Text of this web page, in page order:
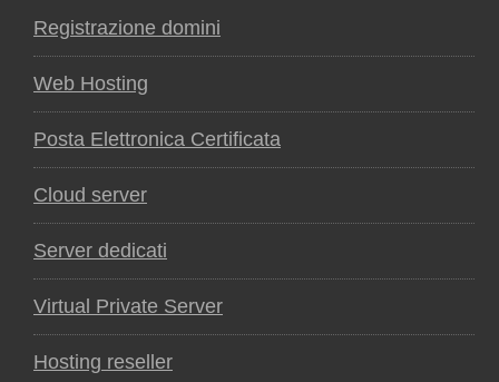
Registrazione domini
Web Hosting
Posta Elettronica Certificata
Cloud server
Server dedicati
Virtual Private Server
Hosting reseller